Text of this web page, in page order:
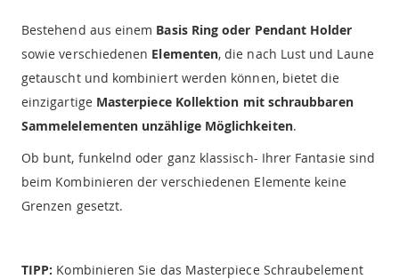
Bestehend aus einem Basis Ring oder Pendant Holder
sowie verschiedenen Elementen, die nach Lust und Laune
getauscht und kombiniert werden können, bietet die
einzigartige Masterpiece Kollektion mit schraubbaren
Sammelelementen unzählige Möglichkeiten.
Ob bunt, funkelnd oder ganz klassisch- Ihrer Fantasie sind
beim Kombinieren der verschiedenen Elemente keine
Grenzen gesetzt.
TIPP: Kombinieren Sie das Masterpiece Schraubelement